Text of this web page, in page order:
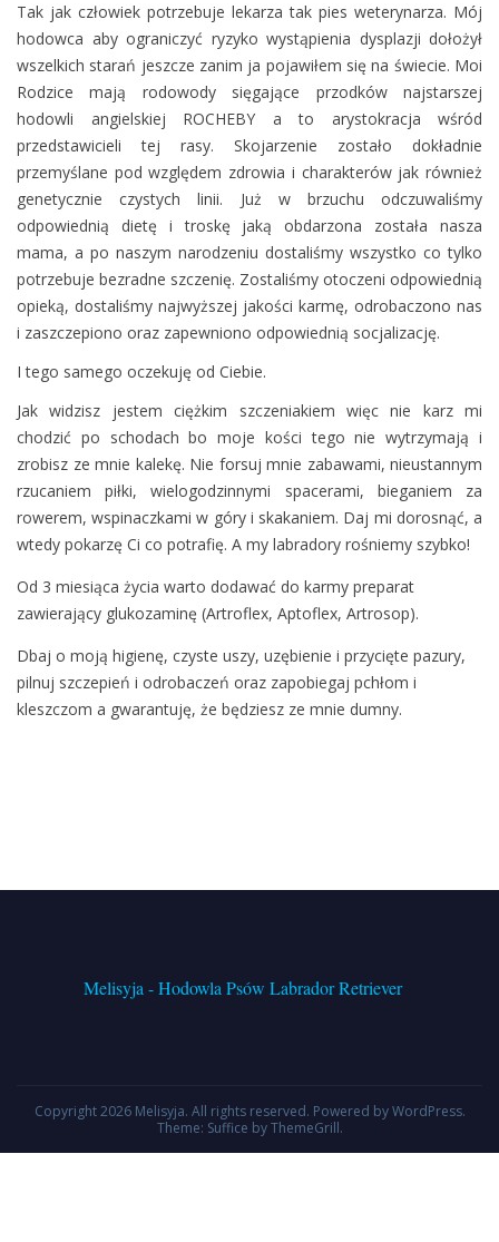
Tak jak człowiek potrzebuje lekarza tak pies weterynarza. Mój
hodowca aby ograniczyć ryzyko wystąpienia dysplazji dołożył
wszelkich starań jeszcze zanim ja pojawiłem się na świecie. Moi
Rodzice mają rodowody sięgające przodków najstarszej
hodowli angielskiej ROCHEBY a to arystokracja wśród
przedstawicieli tej rasy. Skojarzenie zostało dokładnie
przemyślane pod względem zdrowia i charakterów jak również
genetycznie czystych linii. Już w brzuchu odczuwaliśmy
odpowiednią dietę i troskę jaką obdarzona została nasza
mama, a po naszym narodzeniu dostaliśmy wszystko co tylko
potrzebuje bezradne szczenię. Zostaliśmy otoczeni odpowiednią
opieką, dostaliśmy najwyższej jakości karmę, odrobaczono nas
i zaszczepiono oraz zapewniono odpowiednią socjalizację.
I tego samego oczekuję od Ciebie.
Jak widzisz jestem ciężkim szczeniakiem więc nie karz mi
chodzić po schodach bo moje kości tego nie wytrzymają i
zrobisz ze mnie kalekę. Nie forsuj mnie zabawami, nieustannym
rzucaniem piłki, wielogodzinnymi spacerami, bieganiem za
rowerem, wspinaczkami w góry i skakaniem. Daj mi dorosnąć, a
wtedy pokarzę Ci co potrafię. A my labradory rośniemy szybko!
Od 3 miesiąca życia warto dodawać do karmy preparat
zawierający glukozaminę (Artroflex, Aptoflex, Artrosop).
Dbaj o moją higienę, czyste uszy, uzębienie i przycięte pazury,
pilnuj szczepień i odrobaczeń oraz zapobiegaj pchłom i
kleszczom a gwarantuję, że będziesz ze mnie dumny.
Melisyja - Hodowla Psów Labrador Retriever
Copyright 2026 Melisyja. All rights reserved. Powered byWordPress.
Theme: Suffice byThemeGrill.